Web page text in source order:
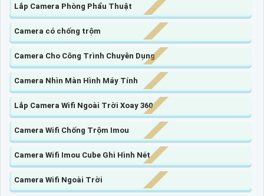
Lắp Camera Phòng Phẩu Thuật
Camera có chống trộm
Camera Cho Công Trình Chuyên Dụng
Camera Nhìn Màn Hình Máy Tính
Lắp Camera Wifi Ngoài Trời Xoay 360
Camera Wifi Chống Trộm Imou
Camera Wifi Imou Cube Ghi Hình Nét
Camera Wifi Ngoài Trời